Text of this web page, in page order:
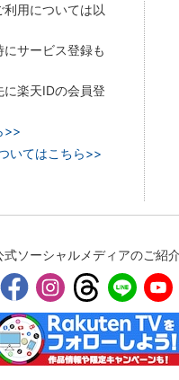
用については以
サービス登録も
楽天IDの会員登
>>
いてはこちら>>
式ソーシャルメディアのご紹介